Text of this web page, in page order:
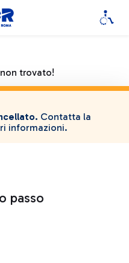
trovato!
Contatta la
informazioni.
passo